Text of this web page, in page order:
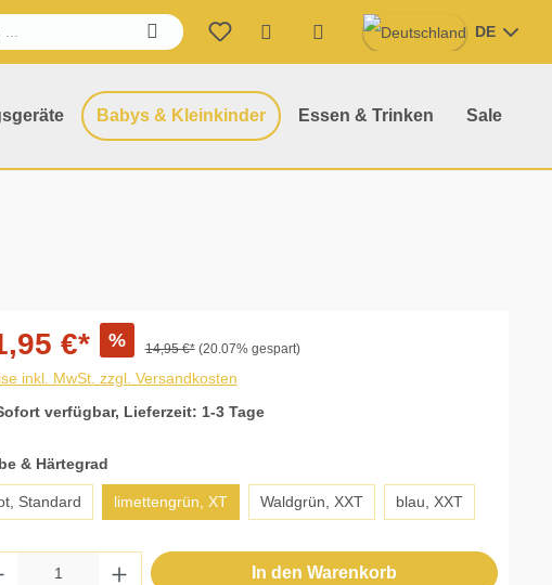
Babys & Kleinkinder Essen & Trinken Sale
Warenkorb enthält 0
DE
€* % 14,95 €* (20.07% gespart)
inkl. MwSt. zzgl. Versandkosten
verfügbar, Lieferzeit: 1-3 Tage
& Härtegradauswählen
Standard limettengrün, XT Waldgrün, XXT blau, XXT
Anzahl: Gib den gewünschten Wert ein
In den Warenkorb